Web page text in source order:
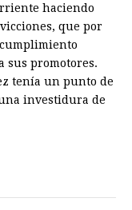
haciendo
que por
sus promotores.
tenía un punto de
investidura de